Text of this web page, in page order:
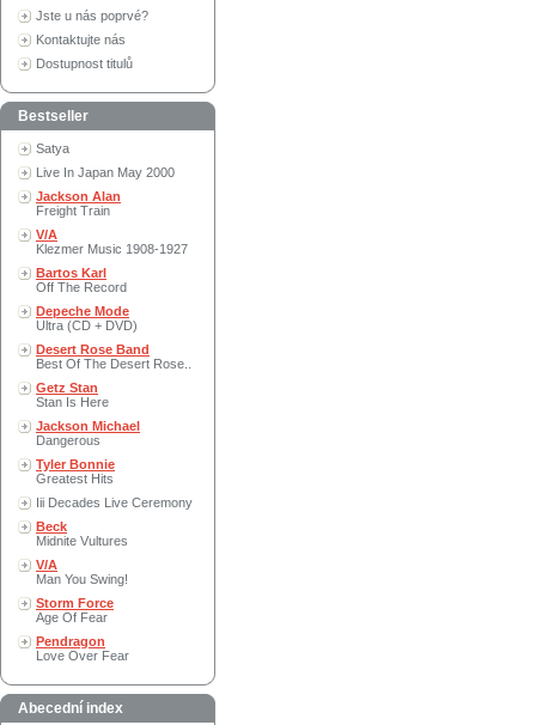
Jste u nás poprvé?
Kontaktujte nás
Dostupnost titulů
Bestseller
Satya
Live In Japan May 2000
Jackson Alan
Freight Train
V/A
Klezmer Music 1908-1927
Bartos Karl
Off The Record
Depeche Mode
Ultra (CD + DVD)
Desert Rose Band
Best Of The Desert Rose..
Getz Stan
Stan Is Here
Jackson Michael
Dangerous
Tyler Bonnie
Greatest Hits
Iii Decades Live Ceremony
Beck
Midnite Vultures
V/A
Man You Swing!
Storm Force
Age Of Fear
Pendragon
Love Over Fear
Abecední index